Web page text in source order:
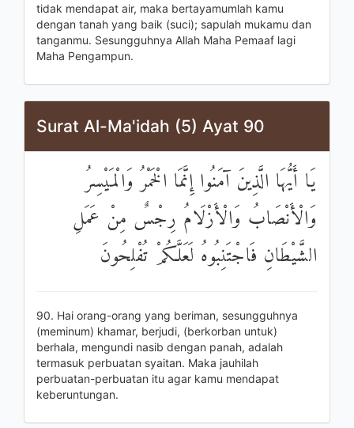
tidak mendapat air, maka bertayamumlah kamu
dengan tanah yang baik (suci); sapulah mukamu dan
tanganmu. Sesungguhnya Allah Maha Pemaaf lagi
Maha Pengampun.
Surat Al-Ma'idah (5) Ayat 90
يَا أَيُّهَا الَّذِينَ آمَنُوا إِنَّمَا الْخَمْرُ وَالْمَيْسِرُ
وَالْأَنْصَابُ وَالْأَزْلَامُ رِجْسٌ مِنْ عَمَلِ
الشَّيْطَانِ فَاجْتَنِبُوهُ لَعَلَّكُمْ تُفْلِحُونَ
90. Hai orang-orang yang beriman, sesungguhnya
(meminum) khamar, berjudi, (berkorban untuk)
berhala, mengundi nasib dengan panah, adalah
termasuk perbuatan syaitan. Maka jauhilah
perbuatan-perbuatan itu agar kamu mendapat
keberuntungan.